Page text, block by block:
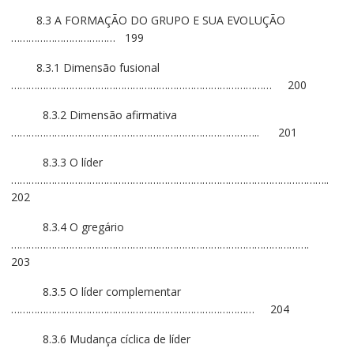
8.3 A FORMAÇÃO DO GRUPO E SUA EVOLUÇÃO
……………………………… 199
8.3.1 Dimensão fusional
……………………………………………………………………………… 200
8.3.2 Dimensão afirmativa
………………………………………………………………………….. 201
8.3.3 O líder
………………………………………………………………………………………………..
202
8.3.4 O gregário
………………………………………………………………………………………….
203
8.3.5 O líder complementar
………………………………………………………………………… 204
8.3.6 Mudança cíclica de líder